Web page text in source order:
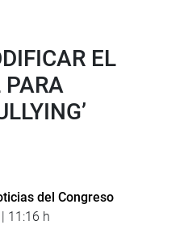
EL
PARA
del Congreso
11:16 h